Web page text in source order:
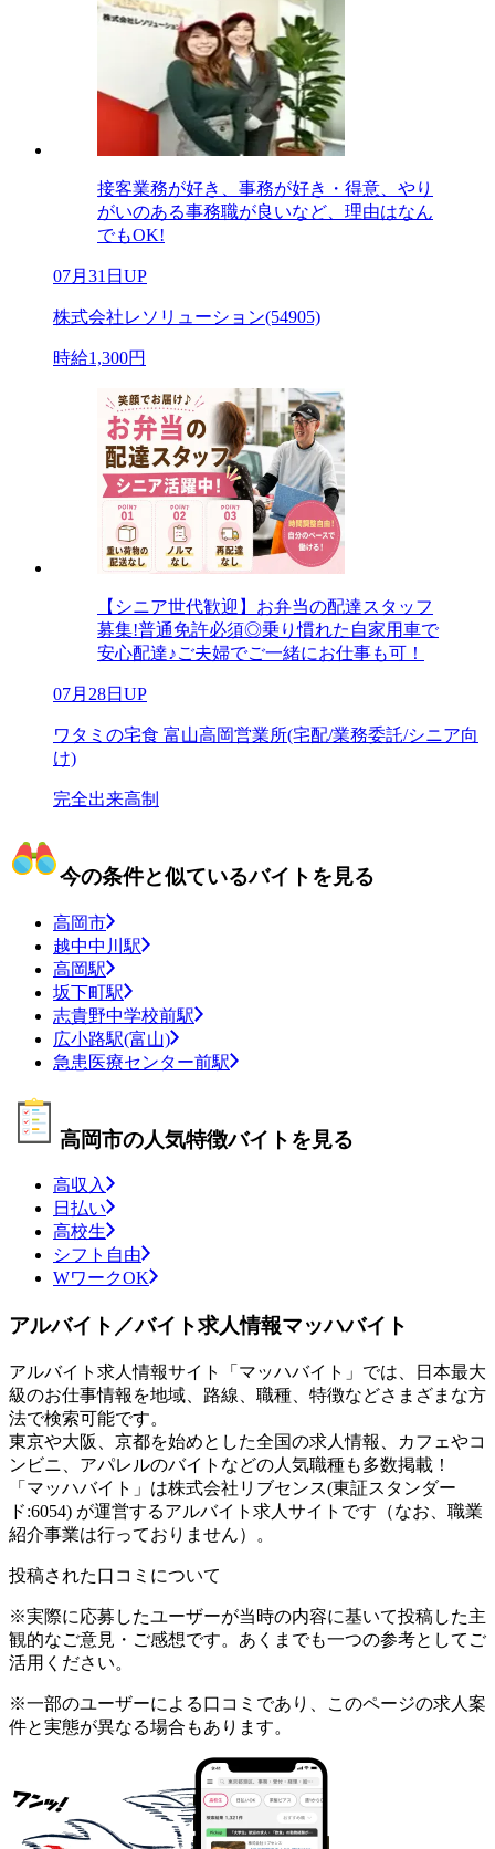
接客業務が好き、事務が好き・得意、やり
がいのある事務職が良いなど、理由はなん
でもOK!
07月31日UP
株式会社レソリューション(54905)
時給1,300円
【シニア世代歓迎】お弁当の配達スタッフ
募集!普通免許必須◎乗り慣れた自家用車で
安心配達♪ご夫婦でご一緒にお仕事も可！
07月28日UP
ワタミの宅食 富山高岡営業所(宅配/業務委託/シニア向
け)
完全出来高制
今の条件と似ているバイトを見る
高岡市
越中中川駅
高岡駅
坂下町駅
志貴野中学校前駅
広小路駅(富山)
急患医療センター前駅
高岡市の人気特徴バイトを見る
高収入
日払い
高校生
シフト自由
WワークOK
アルバイト／バイト求人情報マッハバイト
アルバイト求人情報サイト「マッハバイト」では、日本最大
級のお仕事情報を地域、路線、職種、特徴などさまざまな方
法で検索可能です。
東京や大阪、京都を始めとした全国の求人情報、カフェやコ
ンビニ、アパレルのバイトなどの人気職種も多数掲載！
「マッハバイト」は株式会社リブセンス(東証スタンダー
ド:6054) が運営するアルバイト求人サイトです（なお、職業
紹介事業は行っておりません）。
投稿された口コミについて
※実際に応募したユーザーが当時の内容に基いて投稿した主
観的なご意見・ご感想です。あくまでも一つの参考としてご
活用ください。
※一部のユーザーによる口コミであり、このページの求人案
件と実態が異なる場合もあります。